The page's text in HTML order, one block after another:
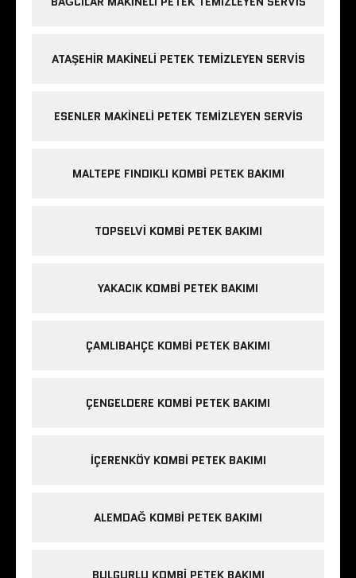
ATAŞEHIR MAKINELI PETEK TEMIZLEYEN SERVIS
ESENLER MAKINELI PETEK TEMIZLEYEN SERVIS
MALTEPE FINDIKLI KOMBI PETEK BAKIMI
TOPSELVI KOMBI PETEK BAKIMI
YAKACIK KOMBI PETEK BAKIMI
ÇAMLIBAHÇE KOMBI PETEK BAKIMI
ÇENGELDERE KOMBI PETEK BAKIMI
IÇERENKÖY KOMBI PETEK BAKIMI
ALEMDAĞ KOMBI PETEK BAKIMI
BULGURLU KOMBI PETEK BAKIMI